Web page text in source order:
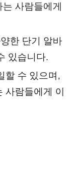
사람들에게
한 단기 알바
있습니다.
할 수 있으며,
사람들에게 이